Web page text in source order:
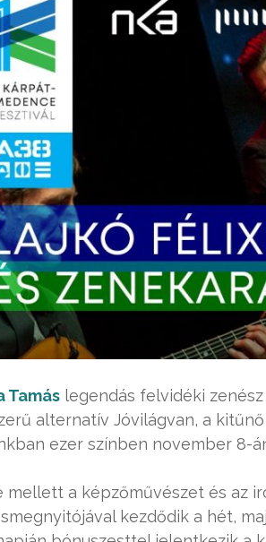
Tamás legendás felvidéki
alternatív Jóvilágvan, a
ezer színben november 8-
mellett a képzőművészet és az
kezdődik a hét,